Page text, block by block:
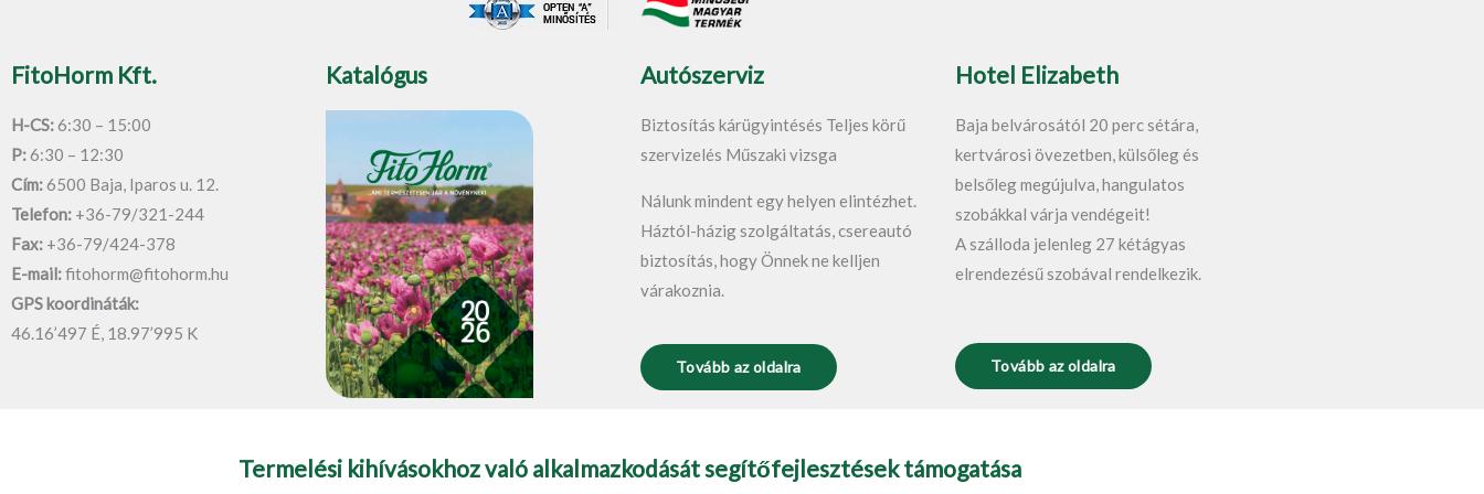
o
e
FitoHorm Kft.
H-CS:6:30 – 15:00
P:6:30 – 12:30
Cím:6500 Baja, Iparos u. 12.
Telefon: +36-79/321-244
Fax: +36-79/424-378
E-mail:fitohorm@fitohorm.hu
GPS koordináták:
46.16’497 É, 18.97’995 K
Katalógus Autószerviz
Biztosítás kárügyintésés Teljes körű
szervizelés Műszaki vizsga
Nálunk mindent egy helyen elintézhet.
Háztól-házig szolgáltatás, csereautó
biztosítás, hogy Önnek ne kelljen
várakoznia.
Tovább az oldalra
Hotel Elizabeth
Baja belvárosától 20 perc sétára,
kertvárosi övezetben, külsőleg és
belsőleg megújulva, hangulatos
szobákkal várja vendégeit!
A szálloda jelenleg 27 kétágyas
elrendezésű szobával rendelkezik.
Tovább az oldalra
Termelési kihívásokhoz való alkalmazkodását segítőfejlesztések támogatása